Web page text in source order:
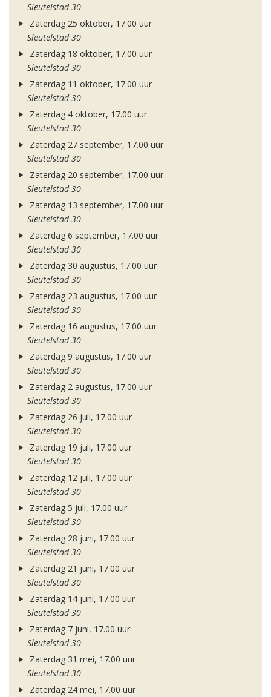
Sleutelstad 30
Zaterdag 25 oktober, 17.00 uur
Sleutelstad 30
Zaterdag 18 oktober, 17.00 uur
Sleutelstad 30
Zaterdag 11 oktober, 17.00 uur
Sleutelstad 30
Zaterdag 4 oktober, 17.00 uur
Sleutelstad 30
Zaterdag 27 september, 17.00 uur
Sleutelstad 30
Zaterdag 20 september, 17.00 uur
Sleutelstad 30
Zaterdag 13 september, 17.00 uur
Sleutelstad 30
Zaterdag 6 september, 17.00 uur
Sleutelstad 30
Zaterdag 30 augustus, 17.00 uur
Sleutelstad 30
Zaterdag 23 augustus, 17.00 uur
Sleutelstad 30
Zaterdag 16 augustus, 17.00 uur
Sleutelstad 30
Zaterdag 9 augustus, 17.00 uur
Sleutelstad 30
Zaterdag 2 augustus, 17.00 uur
Sleutelstad 30
Zaterdag 26 juli, 17.00 uur
Sleutelstad 30
Zaterdag 19 juli, 17.00 uur
Sleutelstad 30
Zaterdag 12 juli, 17.00 uur
Sleutelstad 30
Zaterdag 5 juli, 17.00 uur
Sleutelstad 30
Zaterdag 28 juni, 17.00 uur
Sleutelstad 30
Zaterdag 21 juni, 17.00 uur
Sleutelstad 30
Zaterdag 14 juni, 17.00 uur
Sleutelstad 30
Zaterdag 7 juni, 17.00 uur
Sleutelstad 30
Zaterdag 31 mei, 17.00 uur
Sleutelstad 30
Zaterdag 24 mei, 17.00 uur